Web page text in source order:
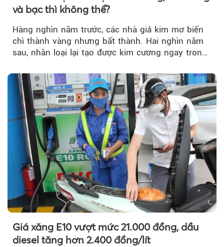
và bạc thì không thể?
Hàng nghìn năm trước, các nhà giả kim mơ biến
chì thành vàng nhưng bất thành. Hai nghìn năm
sau, nhân loại lại tạo được kim cương ngay trong
Giá xăng E10 vượt mức 21.000 đồng, dầu
diesel tăng hơn 2.400 đồng/lít